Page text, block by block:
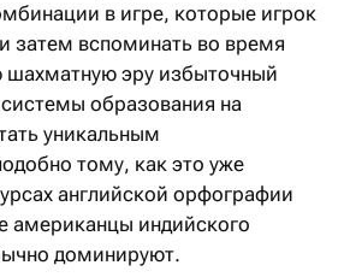
в игре, которые игрок
затем вспоминать во время
шахматную эру избыточный
образования на
уникальным
тому, как это уже
английской орфографии
американцы индийского
доминируют.